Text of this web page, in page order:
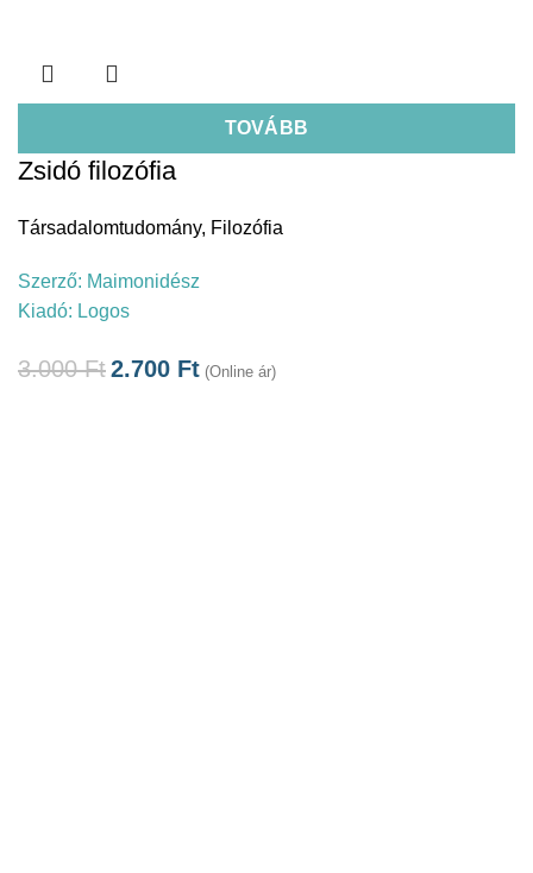
TOVÁBB
Zsidó filozófia
Társadalomtudomány, Filozófia
Szerző: Maimonidész
Kiadó: Logos
3.000Ft2.700 Ft (Online ár)